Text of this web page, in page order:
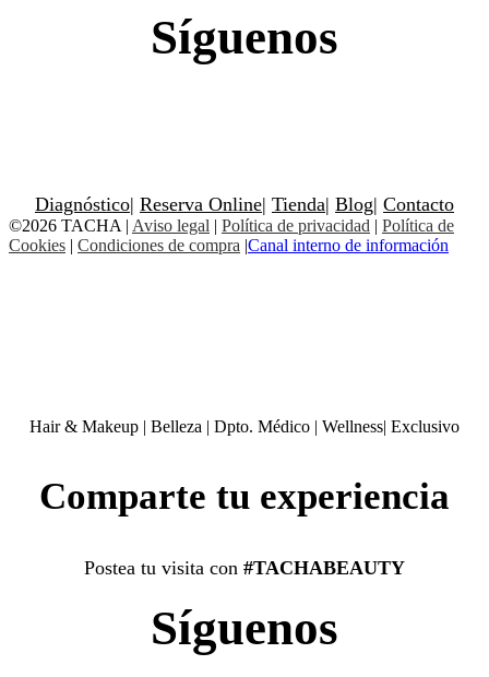
Síguenos
Diagnóstico| Reserva Online| Tienda| Blog| Contacto
©2026 TACHA | Aviso legal | Política de privacidad | Política de
Cookies | Condiciones de compra |Canal interno de información
Hair & Makeup | Belleza | Dpto. Médico | Wellness| Exclusivo
Comparte tu experiencia
Postea tu visita con #TACHABEAUTY
Síguenos